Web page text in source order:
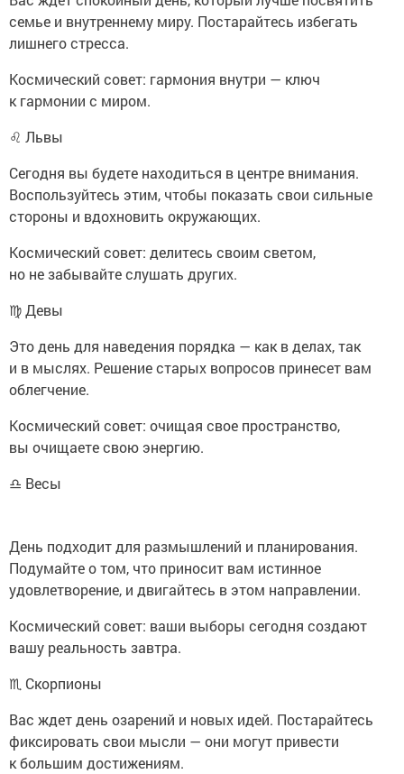
семье и внутреннему миру. Постарайтесь избегать
лишнего стресса.
Космический совет: гармония внутри — ключ
к гармонии с миром.
♌ Львы
Сегодня вы будете находиться в центре внимания.
Воспользуйтесь этим, чтобы показать свои сильные
стороны и вдохновить окружающих.
Космический совет: делитесь своим светом,
но не забывайте слушать других.
♍ Девы
Это день для наведения порядка — как в делах, так
и в мыслях. Решение старых вопросов принесет вам
облегчение.
Космический совет: очищая свое пространство,
вы очищаете свою энергию.
♎ Весы
День подходит для размышлений и планирования.
Подумайте о том, что приносит вам истинное
удовлетворение, и двигайтесь в этом направлении.
Космический совет: ваши выборы сегодня создают
вашу реальность завтра.
♏ Скорпионы
Вас ждет день озарений и новых идей. Постарайтесь
фиксировать свои мысли — они могут привести
к большим достижениям.